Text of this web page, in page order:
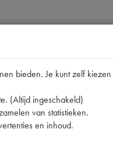
bieden. Je kunt zelf
(Altijd ingeschakeld)
van statistieken.
en inhoud.